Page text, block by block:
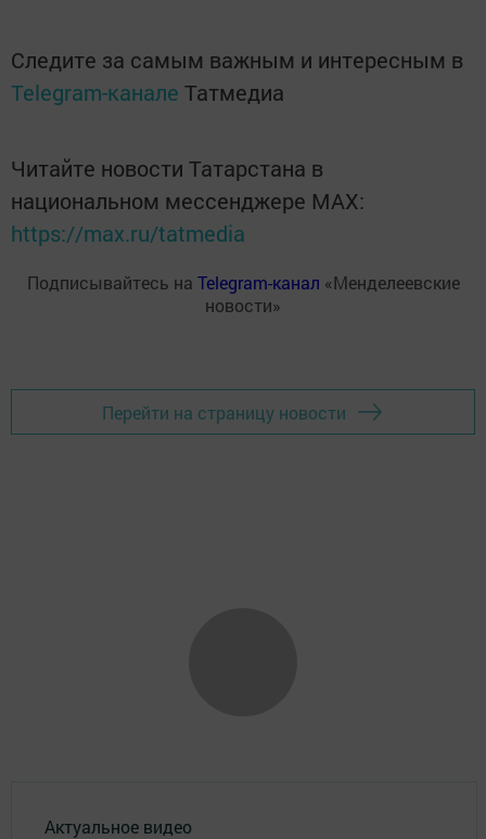
Следите за самым важным и интересным в
Telegram-канале Татмедиа
Читайте новости Татарстана в
национальном мессенджере MАХ:
https://max.ru/tatmedia
Подписывайтесь на Telegram-канал «Менделеевские
новости»
Перейти на страницу новости
Актуальное видео